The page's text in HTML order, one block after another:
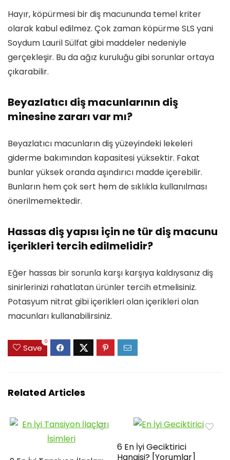
Hayır, köpürmesi bir diş macununda temel kriter
olarak kabul edilmez. Çok zaman köpürme SLS yani
Soydum Lauril Sülfat gibi maddeler nedeniyle
gerçekleşir. Bu da ağız kuruluğu gibi sorunlar ortaya
çıkarabilir.
Beyazlatıcı diş macunlarının diş
minesine zararı var mı?
Beyazlatıcı macunların diş yüzeyindeki lekeleri
giderme bakımından kapasitesi yüksektir. Fakat
bunlar yüksek oranda aşındırıcı madde içerebilir.
Bunların hem çok sert hem de sıklıkla kullanılması
önerilmemektedir.
Hassas diş yapısı için ne tür diş macunu
içerikleri tercih edilmelidir?
Eğer hassas bir sorunla karşı karşıya kaldıysanız diş
sinirlerinizi rahatlatan ürünler tercih etmelisiniz.
Potasyum nitrat gibi içerikleri olan içerikleri olan
macunları kullanabilirsiniz.
Save
0
Related Articles
6 En İyi Geciktirici
Hangisi? [Yorumlar]